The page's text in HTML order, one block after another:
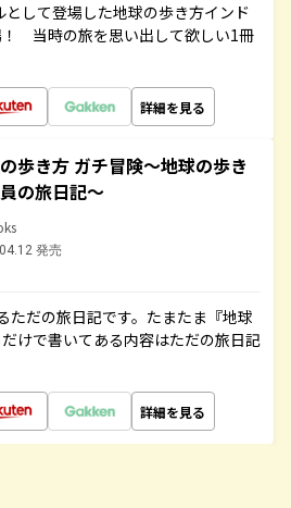
して登場した地球の歩き方インド
当時の旅を思い出して欲しい1冊
詳細を見る
歩き方 ガチ冒険～地球の歩き
の旅日記～
発売
ただの旅日記です。たまたま『地球
けで書いてある内容はただの旅日記
詳細を見る